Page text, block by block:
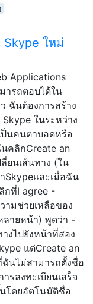
ใหม่
Applications
ารถตอบได้ใน
ฉันต้องการสร้าง
ในระหว่าง
ป็นคนตาบอดหรือ
คลิกCreate an
ยนเส้นทาง (ใน
Skypeและเมื่อฉัน
กที่I agree -
ามช่วยเหลือของ
ลายหน้า) พูดว่า -
งไปยังหน้าที่สอง
แต่Create an
นไม่สามารถตั้งชื่อ
รลงทะเบียนเสร็จ
โดยอัตโนมัติชื่อ